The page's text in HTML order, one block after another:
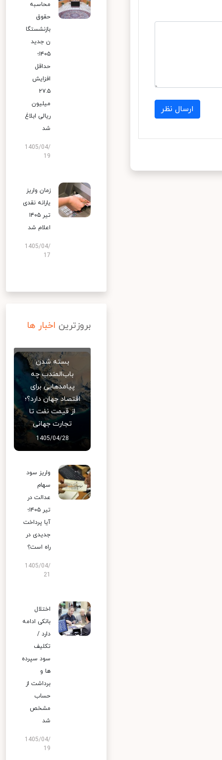
ارسال نظر
محاسبه
حقوق
بازنشستگا
ن جدید
۱۴۰۵؛
حداقل
افزایش
۲۷.۵
میلیون
ریالی ابلاغ
شد
1405/04/
19
زمان واریز
یارانه نقدی
تیر ۱۴۰۵
اعلام شد
1405/04/
17
بروزترین اخبار ها
بسته شدن
باب‌المندب چه
پیامدهایی برای
اقتصاد جهان دارد؟؛
از قیمت نفت تا
تجارت جهانی
1405/04/28
واریز سود
سهام
عدالت در
تیر ۱۴۰۵؛
آیا پرداخت
جدیدی در
راه است؟
1405/04/
اختلال
بانکی ادامه
دارد /
تکلیف
سود سپرده
ها و
برداشت از
حساب
مشخص
شد
1405/04/
19